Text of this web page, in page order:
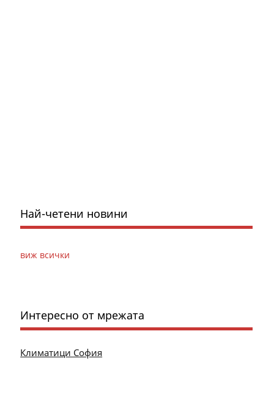
Най-четени новини
виж всички
Интересно от мрежата
Климатици София